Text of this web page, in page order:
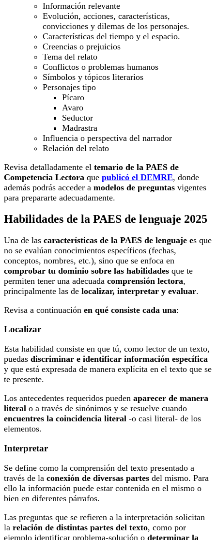
Información relevante
Evolución, acciones, características,
convicciones y dilemas de los personajes.
Características del tiempo y el espacio.
Creencias o prejuicios
Tema del relato
Conflictos o problemas humanos
Símbolos y tópicos literarios
Personajes tipo
Pícaro
Avaro
Seductor
Madrastra
Influencia o perspectiva del narrador
Relación del relato
Revisa detalladamente el temario de la PAES de
Competencia Lectora que publicó el DEMRE, donde
además podrás acceder a modelos de preguntas vigentes
para prepararte adecuadamente.
Habilidades de la PAES de lenguaje 2025
Una de las características de la PAES de lenguaje es que
no se evalúan conocimientos específicos (fechas,
conceptos, nombres, etc.), sino que se enfoca en
comprobar tu dominio sobre las habilidades que te
permiten tener una adecuada comprensión lectora,
principalmente las de localizar, interpretar y evaluar.
Revisa a continuación en qué consiste cada una:
Localizar
Esta habilidad consiste en que tú, como lector de un texto,
puedas discriminar e identificar información específica
y que está expresada de manera explícita en el texto que se
te presente.
Los antecedentes requeridos pueden aparecer de manera
literal o a través de sinónimos y se resuelve cuando
encuentres la coincidencia literal -o casi literal- de los
elementos.
Interpretar
Se define como la comprensión del texto presentado a
través de la conexión de diversas partes del mismo. Para
ello la información puede estar contenida en el mismo o
bien en diferentes párrafos.
Las preguntas que se refieren a la interpretación solicitan
la relación de distintas partes del texto, como por
ejemplo identificar problema-solución o determinar la